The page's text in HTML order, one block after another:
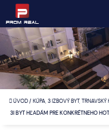
ÚVOD/KÚPA, 3 IZBOVÝ BYT,
3I BYT HĽADÁM PRE KONKRÉTNEHO